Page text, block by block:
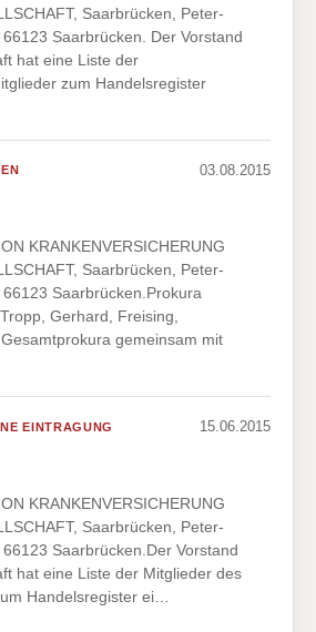
Saarbrücken, Peter-
Saarbrücken. Der Vorstand
hat eine Liste der
zum Handelsregister
03.08.2015
KRANKENVERSICHERUNG
Saarbrücken, Peter-
Saarbrücken.Prokura
Gerhard, Freising,
gemeinsam mit
EINTRAGUNG 15.06.2015
KRANKENVERSICHERUNG
Saarbrücken, Peter-
Saarbrücken.Der Vorstand
hat eine Liste der Mitglieder des
Handelsregister ei…